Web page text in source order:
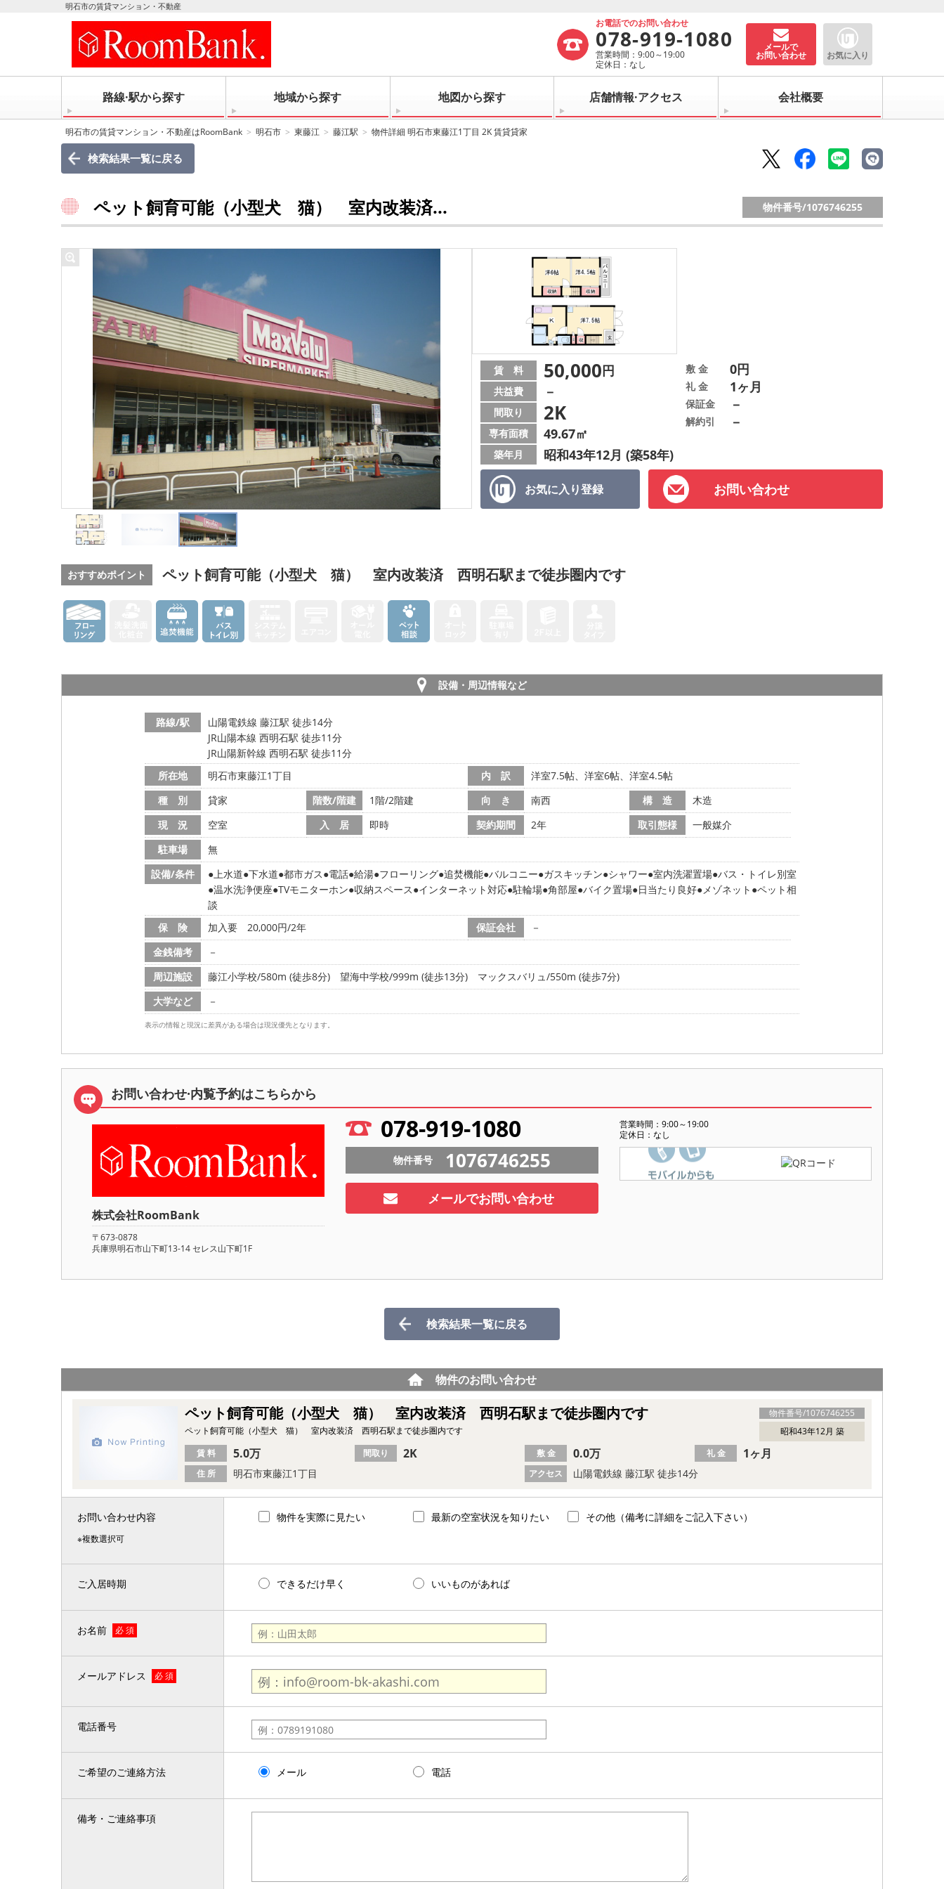
明石市の賃貸マンション・不動産
お電話でのお問い合わせ
078-919-1080
営業時間：9:00～19:00
定休日：なし
メールで
お問い合わせ お気に入り
路線·駅から探す 地域から探す 地図から探す 店舗情報·アクセス 会社概要
明石市の賃貸マンション・不動産はRoomBank 明石市 東藤江 藤江駅 物件詳細 明石市東藤江1丁目 2K 賃貸貸家
検索結果一覧に戻る
ペット飼育可能（小型犬 猫） 室内改装済... 物件番号/1076746255
お気に入り登録 お問い合わせ
賃 料 50,000円
共益費 －
間取り 2K
専有面積 49.67㎡
築年月 昭和43年12月 (築58年)
敷 金 0円
礼 金 1ヶ月
保証金 －
解約引 －
おすすめポイント ペット飼育可能（小型犬 猫） 室内改装済 西明石駅まで徒歩圏内です
設備・周辺情報など
路線/駅
山陽電鉄線 藤江駅 徒歩14分
JR山陽本線 西明石駅 徒歩11分
JR山陽新幹線 西明石駅 徒歩11分
所在地
明石市東藤江1丁目 内 訳
洋室7.5帖、洋室6帖、洋室4.5帖
種 別
貸家 階数/階建 1階/2階建 向 き 南西 構 造
木造
現 況
空室 入 居 即時 契約期間 2年 取引態様
一般媒介
駐車場
無
設備/条件
上水道 下水道 都市ガス 電話 給湯 フローリング 追焚機能 バルコニー ガスキッチン シャワー 室内洗濯置場 バス・トイレ別室
温水洗浄便座 TVモニターホン 収納スペース インターネット対応 駐輪場 角部屋 バイク置場 日当たり良好 メゾネット ペット相
談
保 険
加入要 20,000円/2年 保証会社
－
金銭備考
－
周辺施設
藤江小学校/580m (徒歩8分) 望海中学校/999m (徒歩13分)
マックスバリュ/550m (徒歩7分)
大学など
－
表示の情報と現況に差異がある場合は現況優先となります。
お問い合わせ·内覧予約はこちらから
株式会社RoomBank
〒673-0878
兵庫県明石市山下町13-14 セレス山下町1F
078-919-1080
営業時間：9:00～19:00
定休日：なし
物件番号 1076746255
メールでお問い合わせ
検索結果一覧に戻る
物件のお問い合わせ
物件番号/1076746255
ペット飼育可能（小型犬 猫） 室内改装済 西明石駅まで徒歩圏内です
昭和43年12月 築
ペット飼育可能（小型犬 猫） 室内改装済 西明石駅まで徒歩圏内です
住 所 明石市東藤江1丁目 アクセス 山陽電鉄線 藤江駅 徒歩14分
賃 料 5.0万 間取り 2K 敷 金 0.0万 礼 金 1ヶ月
お問い合わせ内容
※複数選択可
物件を実際に見たい 最新の空室状況を知りたい その他（備考に詳細をご記入下さい）
ご入居時期 できるだけ早く いいものがあれば
お名前 必 須
メールアドレス 必 須
電話番号
ご希望のご連絡方法 メール 電話
備考・ご連絡事項